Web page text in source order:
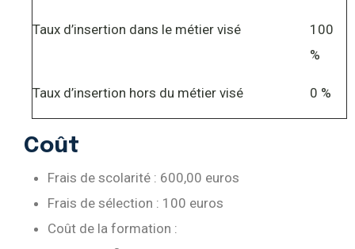
Taux d’insertion dans le métier visé
100
%
Taux d’insertion hors du métier visé 0 %
Coût
Frais de scolarité : 600,00 euros
Frais de sélection : 100 euros
Coût de la formation :